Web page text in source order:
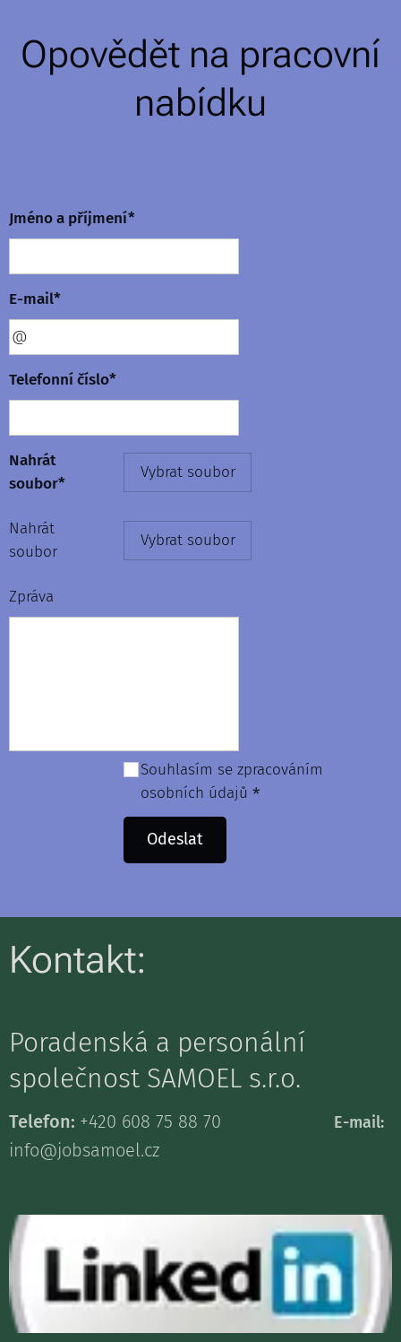
Opovědět na pracovní
nabídku
Jméno a příjmení*
E-mail*
Telefonní číslo*
Nahrát
soubor*
Vybrat soubor
Nahrát
soubor
Vybrat soubor
Zpráva
Souhlasím se zpracováním
osobních údajů
Odeslat
Kontakt:
Poradenská a personální
společnost SAMOEL s.r.o.
Telefon: +420 608 75 88 70 E-mail:
info@jobsamoel.cz